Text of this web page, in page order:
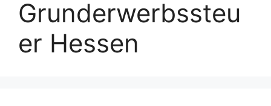
Grunderwerbssteu
er Hessen